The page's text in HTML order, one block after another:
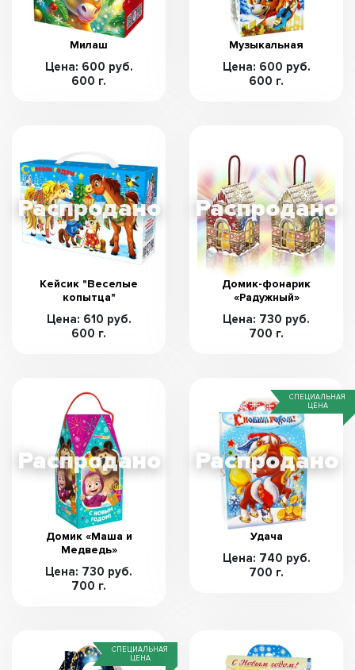
Милаш
Цена: 600 руб.
600 г.
Музыкальная
Цена: 600 руб.
600 г.
Кейсик "Веселые
копытца"
Цена: 610 руб.
600 г.
Домик-фонарик
«Радужный»
Цена: 730 руб.
700 г.
Домик «Маша и
Медведь»
Цена: 730 руб.
700 г.
СПЕЦИАЛЬНАЯ
ЦЕНА
Удача
Цена: 740 руб.
700 г.
СПЕЦИАЛЬНАЯ
ЦЕНА